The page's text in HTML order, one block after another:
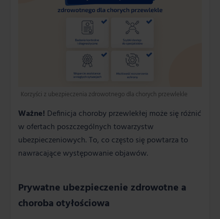
Korzyści z ubezpieczenia zdrowotnego dla chorych przewlekle
Ważne! Definicja choroby przewlekłej może się różnić
w ofertach poszczególnych towarzystw
ubezpieczeniowych. To, co często się powtarza to
nawracające występowanie objawów.
Prywatne ubezpieczenie zdrowotne a
choroba otyłościowa